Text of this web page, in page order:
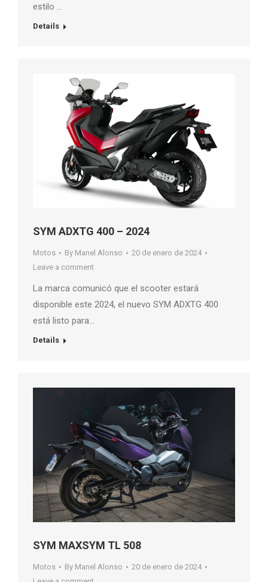
estilo …
Details
SYM ADXTG 400 – 2024
Motos By Manel Alonso
20 de enero de 2024
Leave a comment
La marca comunicó que el scooter estará
disponible este 2024, el nuevo SYM ADXTG 400
está listo para…
Details
SYM MAXSYM TL 508
Motos By Manel Alonso
20 de enero de 2024